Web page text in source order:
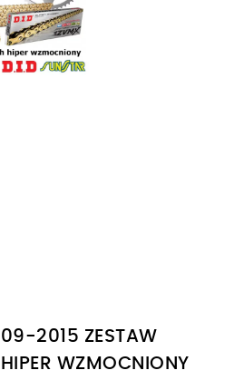
2015 ZESTAW
WZMOCNIONY